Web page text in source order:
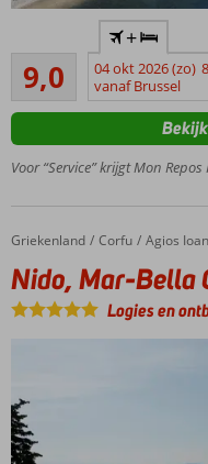
hotel;
min.
leeftijd
steenworp
afstand
strand
Op ca.
1 km
van
9,0Uitstekend
8
beoordelingen
+
04 okt 2026 (zo)
vanaf Brussel
Voor “Service” krijgt Mon Repos
Home
Griekenland Corfu Agios
Nido, Mar-Bella Collection
Nido, Mar-Bella
Logies en